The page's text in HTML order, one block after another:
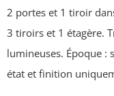
2 portes et 1 tiroir
3 tiroirs et 1 étagère.
lumineuses. Époque :
état et finition